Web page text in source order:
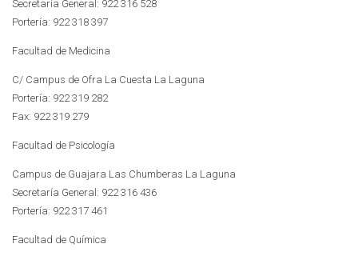
Secretaría General: 922 316 528
Portería: 922 318 397
Facultad de Medicina
C/ Campus de Ofra La Cuesta La Laguna
Portería: 922 319 282
Fax: 922 319 279
Facultad de Psicología
Campus de Guajara Las Chumberas La Laguna
Secretaría General: 922 316 436
Portería: 922 317 461
Facultad de Química